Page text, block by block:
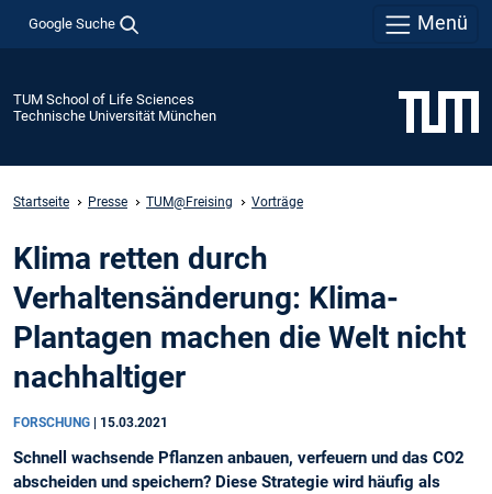
Google Suche Menü
TUM School of Life Sciences
Technische Universität München
Startseite Presse TUM@Freising Vorträge
Klima retten durch
Verhaltensänderung: Klima-
Plantagen machen die Welt nicht
nachhaltiger
FORSCHUNG 15.03.2021
Schnell wachsende Pflanzen anbauen, verfeuern und das CO2
abscheiden und speichern? Diese Strategie wird häufig als